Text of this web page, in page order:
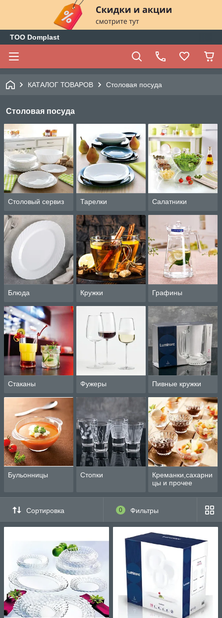
ТОО Domplast
КАТАЛОГ ТОВАРОВ Столовая посуда
Столовая посуда
Столовый сервиз Тарелки Салатники
Блюда Кружки Графины
Стаканы Фужеры Пивные кружки
Бульонницы Стопки
Креманки,сахарни
цы и прочее
Сортировка 0 Фильтры